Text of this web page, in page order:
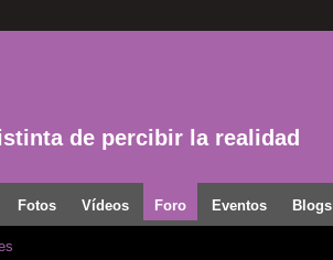
de percibir la realidad
Fotos Vídeos Foro Eventos Blogs